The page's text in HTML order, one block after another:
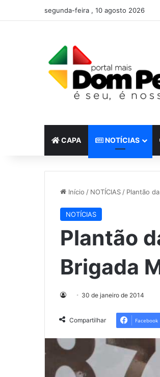
segunda-feira , 10 agosto 2026
CAPA NOTÍCIAS
Início / NOTÍCIAS / Plantão
NOTÍCIAS
Plantão
Brigada
30 de janeiro de 2014
Compartilhar Facebook